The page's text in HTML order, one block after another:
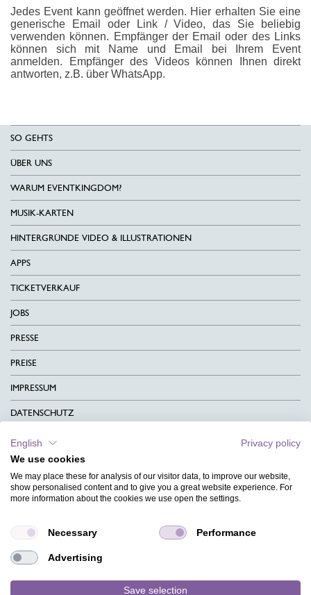
Jedes Event kann geöffnet werden. Hier erhalten Sie eine
generische Email oder Link / Video, das Sie beliebig
verwenden können. Empfänger der Email oder des Links
können sich mit Name und Email bei Ihrem Event
anmelden. Empfänger des Videos können Ihnen direkt
antworten, z.B. über WhatsApp.
SO GEHTS
ÜBER UNS
WARUM EVENTKINGDOM?
MUSIK-KARTEN
HINTERGRÜNDE VIDEO & ILLUSTRATIONEN
APPS
TICKETVERKAUF
JOBS
PRESSE
PREISE
IMPRESSUM
DATENSCHUTZ
KONTAKT
AGB
CHARITY
MAGAZIN
HILFE
English
Privacy policy
We use cookies
We may place these for analysis of our visitor data, to improve our website,
show personalised content and to give you a great website experience. For
more information about the cookies we use open the settings.
Necessary Performance
Advertising
Save selection